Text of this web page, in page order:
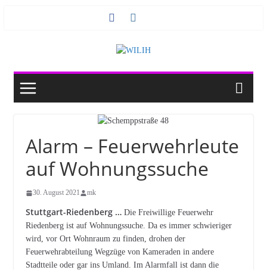
Alarm – Feuerwehrleute
auf Wohnungssuche
30. August 2021 mk
Stuttgart-Riedenberg …Die Freiwillige Feuerwehr
Riedenberg ist auf Wohnungssuche. Da es immer schwieriger
wird, vor Ort Wohnraum zu finden, drohen der
Feuerwehrabteilung Wegzüge von Kameraden in andere
Stadtteile oder gar ins Umland. Im Alarmfall ist dann die